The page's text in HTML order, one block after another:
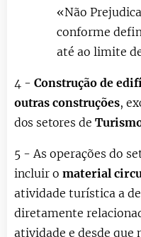
«Não
conforme
até ao limite
4 - Construção de
outras construções,
dos setores de
5 - As operações do
incluir o material
atividade turística a
diretamente
atividade e desde que